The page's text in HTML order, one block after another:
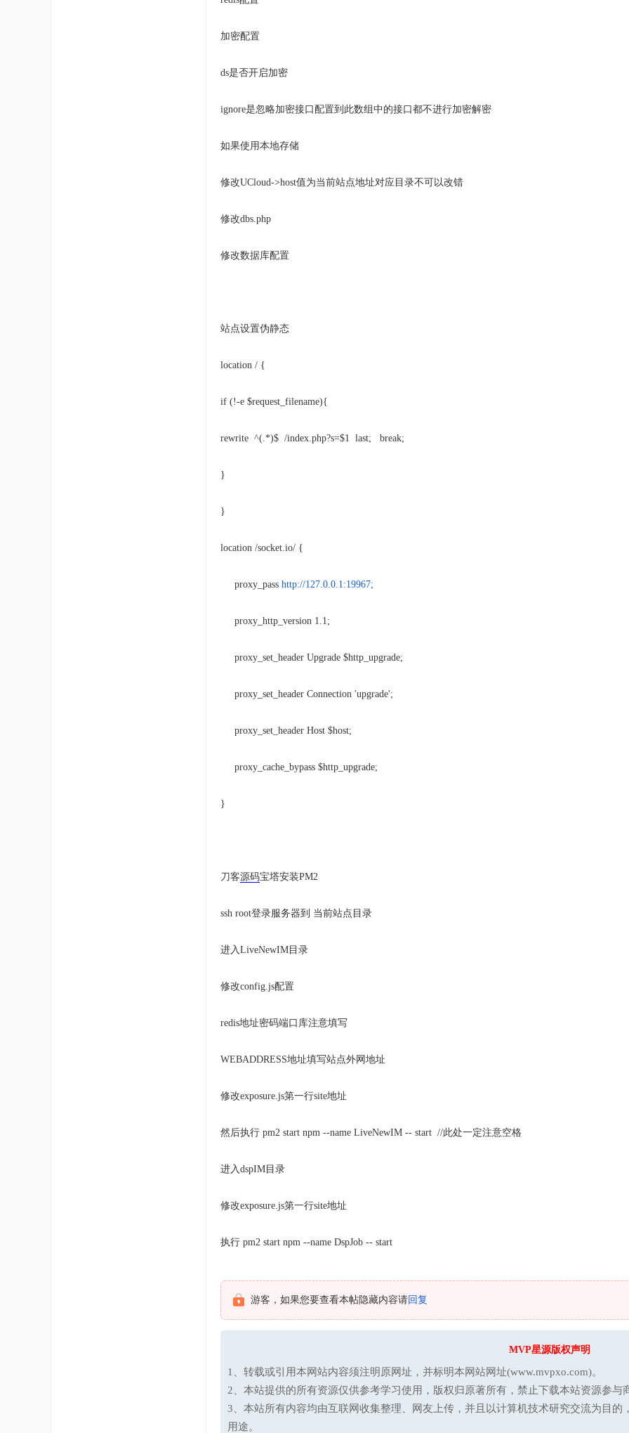
加密配置
ds是否开启加密
ignore是忽略加密接口配置到此数组中的接口都不进行加密解密
如果使用本地存储
修改UCloud->host值为当前站点地址对应目录不可以改错
修改dbs.php
修改数据库配置
站点设置伪静态
location / {
if (!-e $request_filename){
rewrite ^(.*)$ /index.php?s=$1 last; break;
}
}
location /socket.io/ {
proxy_pass http://127.0.0.1:19967;
proxy_http_version 1.1;
proxy_set_header Upgrade $http_upgrade;
proxy_set_header Connection 'upgrade';
proxy_set_header Host $host;
proxy_cache_bypass $http_upgrade;
}
刀客源码宝塔安装PM2
ssh root登录服务器到 当前站点目录
进入LiveNewIM目录
修改config.js配置
redis地址密码端口库注意填写
WEBADDRESS地址填写站点外网地址
修改exposure.js第一行site地址
然后执行 pm2 start npm --name LiveNewIM -- start //此处一定注意空格
进入dspIM目录
修改exposure.js第一行site地址
执行 pm2 start npm --name DspJob -- start
游客，如果您要查看本帖隐藏内容请回复
MVP星源版权声明
1、转载或引用本网站内容须注明原网址，并标明本网站网址(www.mvpxo.com)。
2、本站提供的所有资源仅供参考学习使用，版权归原著所有，禁止下载本站资源参
3、本站所有内容均由互联网收集整理、网友上传，并且以计算机技术研究交流为目
用途。